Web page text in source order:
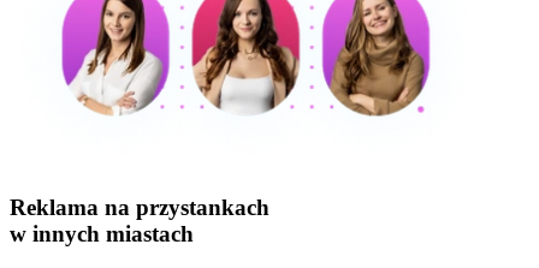
Reklama na przystankach
w innych miastach